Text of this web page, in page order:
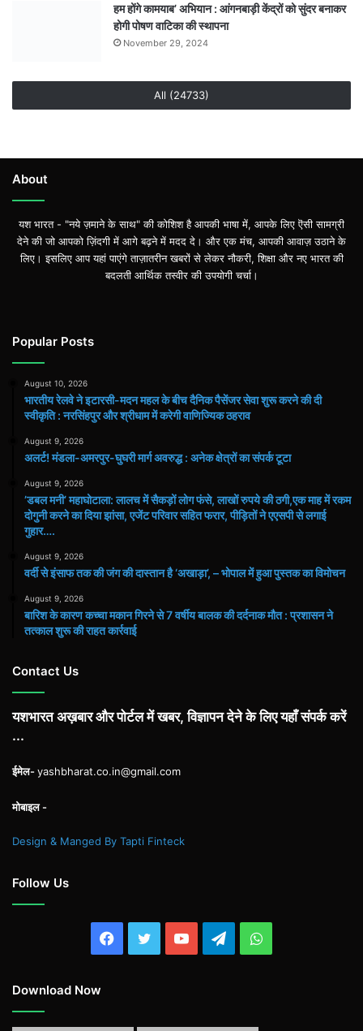
हम होंगे कामयाब’ अभियान : आंगनबाड़ी केंद्रों को सुंदर बनाकर
होगी पोषण वाटिका की स्थापना
November 29, 2024
All (24733)
About
यश भारत - "नये ज़माने के साथ" की कोशिश है आपकी भाषा में, आपके लिए ऎसी सामग्री
देने की जो आपको ज़िंदगी में आगे बढ़ने में मदद दे। और एक मंच, आपकी आवाज़ उठाने के
लिए। इसलिए आप यहां पाएंगे ताज़ातरीन खबरों से लेकर नौकरी, शिक्षा और नए भारत की
बदलती आर्थिक तस्वीर की उपयोगी चर्चा।
Popular Posts
August 10, 2026
भारतीय रेलवे ने इटारसी-मदन महल के बीच दैनिक पैसेंजर सेवा शुरू करने की दी
स्वीकृति : नरसिंहपुर और श्रीधाम में करेगी वाणिज्यिक ठहराव
August 9, 2026
अलर्ट! मंडला-अमरपुर-घुघरी मार्ग अवरुद्ध : अनेक क्षेत्रों का संपर्क टूटा
August 9, 2026
​’डबल मनी’ महाघोटाला: लालच में सैकड़ों लोग फंसे, लाखों रुपये की ठगी,एक माह में रकम
दोगुनी करने का दिया झांसा, एजेंट परिवार सहित फरार, पीड़ितों ने एएसपी से लगाई
गुहार….
August 9, 2026
वर्दी से इंसाफ तक की जंग की दास्तान है ‘अखाड़ा’, – भोपाल में हुआ पुस्तक का विमोचन
August 9, 2026
बारिश के कारण कच्चा मकान गिरने से 7 वर्षीय बालक की दर्दनाक मौत : प्रशासन ने
तत्काल शुरू की राहत कार्रवाई
Contact Us
यशभारत अख़बार और पोर्टल में खबर, विज्ञापन देने के लिए यहाँ संपर्क करें
...
ईमेल-yashbharat.co.in@gmail.com
मोबाइल -
Design & Manged By Tapti Finteck
Follow Us
Facebook
TwitterYouTubeTelegramWhatsApp
Download Now